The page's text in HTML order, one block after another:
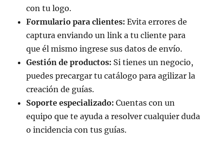
con tu logo.
Formulario para clientes: Evita errores de
captura enviando un link a tu cliente para
que él mismo ingrese sus datos de envío.
Gestión de productos: Si tienes un negocio,
puedes precargar tu catálogo para agilizar la
creación de guías.
Soporte especializado: Cuentas con un
equipo que te ayuda a resolver cualquier duda
o incidencia con tus guías.